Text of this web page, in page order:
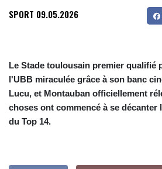
SPORT 09.05.2026
Le Stade toulousain premier qualifié
l'UBB miraculée grâce à son banc
Lucu, et Montauban officiellement
choses ont commencé à se décanter
du Top 14.